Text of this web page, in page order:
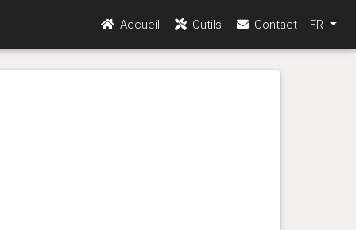
Accueil Outils Contact FR